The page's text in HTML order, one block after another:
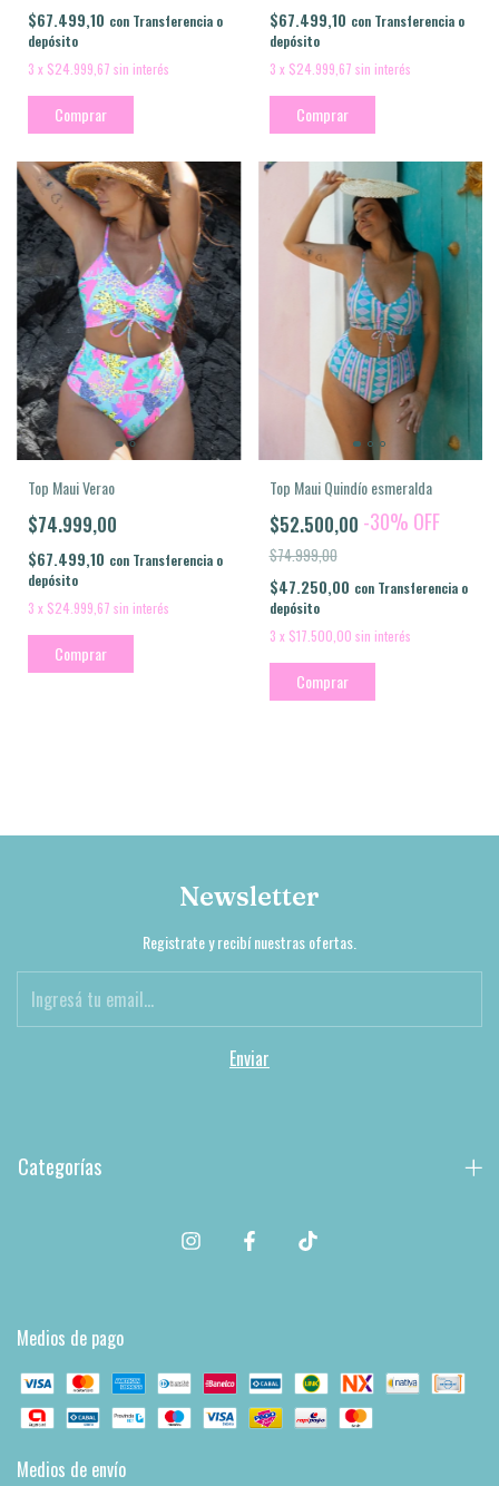
$67.499,10 con Transferencia o
depósito
3 x $24.999,67 sin interés
Comprar
$67.499,10 con Transferencia o
depósito
3 x $24.999,67 sin interés
Comprar
Top Maui Verao
$74.999,00
$67.499,10 con Transferencia o
depósito
3 x $24.999,67 sin interés
Comprar
Top Maui Quindío esmeralda
$52.500,00 -30% OFF
$74.999,00
$47.250,00 con Transferencia o
depósito
3 x $17.500,00 sin interés
Comprar
Newsletter
Registrate y recibí nuestras ofertas.
Categorías
Medios de pago
Medios de envío